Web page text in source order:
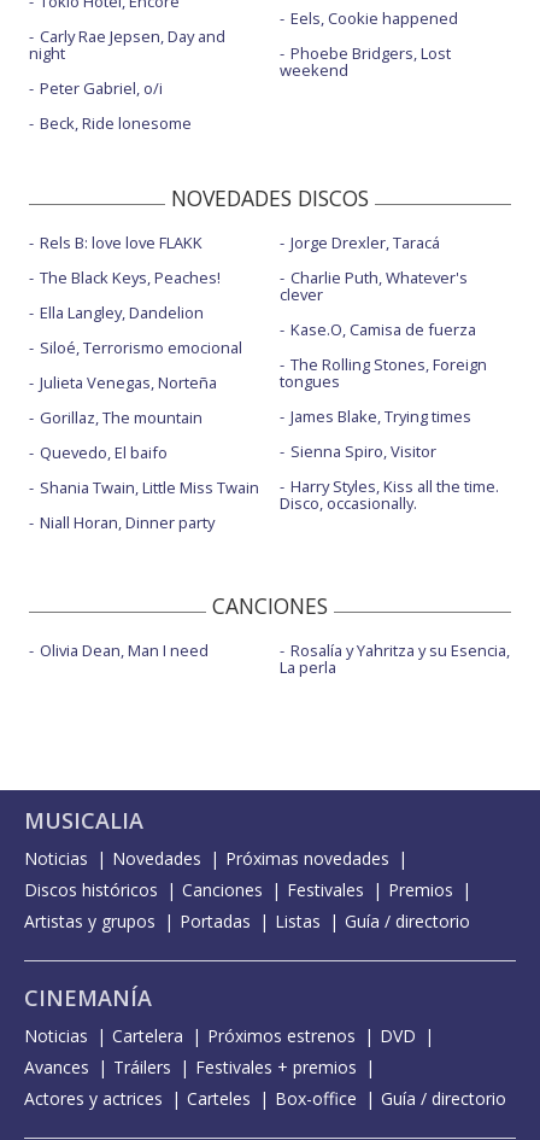
Carly Rae Jepsen, Day and
night
Peter Gabriel, o/i
Beck, Ride lonesome
Eels, Cookie happened
Phoebe Bridgers, Lost
weekend
NOVEDADES DISCOS
Rels B: love love FLAKK
The Black Keys, Peaches!
Ella Langley, Dandelion
Siloé, Terrorismo emocional
Julieta Venegas, Norteña
Gorillaz, The mountain
Quevedo, El baifo
Shania Twain, Little Miss Twain
Niall Horan, Dinner party
Jorge Drexler, Taracá
Charlie Puth, Whatever's
clever
Kase.O, Camisa de fuerza
The Rolling Stones, Foreign
tongues
James Blake, Trying times
Sienna Spiro, Visitor
Harry Styles, Kiss all the time.
Disco, occasionally.
CANCIONES
Olivia Dean, Man I need Rosalía y Yahritza y su Esencia,
La perla
MUSICALIA
Noticias Novedades
Próximas novedades
Discos históricos
Canciones Festivales
Premios
Artistas y grupos
Portadas Listas Guía / directorio
CINEMANÍA
Noticias Cartelera Próximos estrenos
DVD
Avances
Tráilers
Festivales + premios
Actores y actrices
Carteles Box-office Guía / directorio